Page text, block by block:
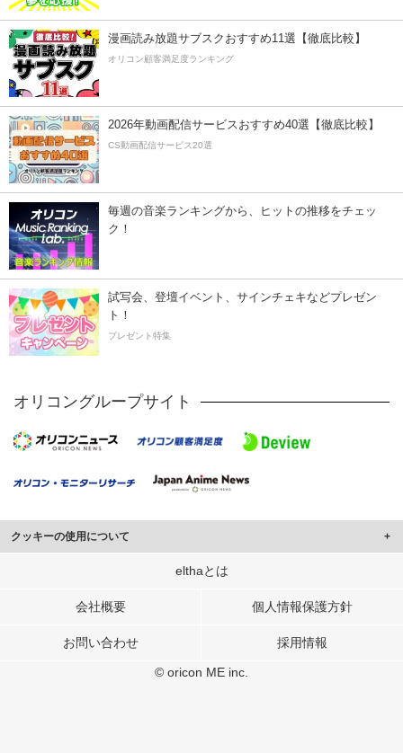
漫画読み放題サブスクおすすめ11選【徹底比較】
オリコン顧客満足度ランキング
2026年動画配信サービスおすすめ40選【徹底比較】
CS動画配信サービス20選
毎週の音楽ランキングから、ヒットの推移をチェッ
ク！
試写会、登壇イベント、サインチェキなどプレゼン
ト！
プレゼント特集
オリコングループサイト
クッキーの使用について
このサイトでは Cookie を使用して、ユーザーに合わせたコンテンツや広告の
行っています。
メディアや広告配信、データ解析の各パートナーに提供しています。
elthaとは
会社概要 個人情報保護方針
お問い合わせ 採用情報
© oricon ME inc.